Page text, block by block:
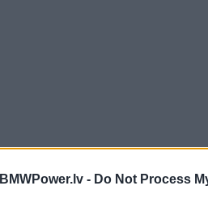
BMWPower.lv - Do Not Process